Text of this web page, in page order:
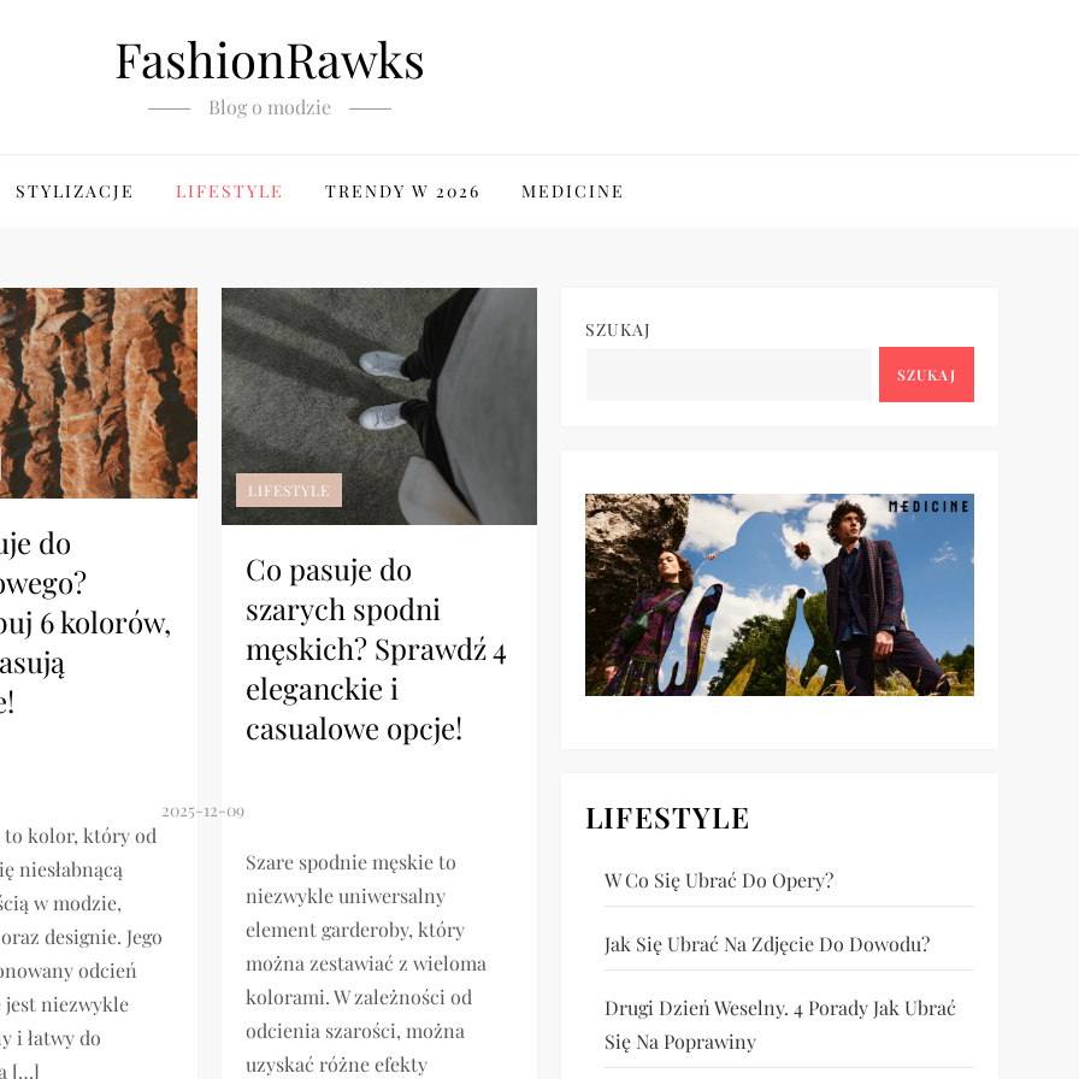
FashionRawks
Blog o modzie
STYLIZACJE LIFESTYLE TRENDY W 2026 MEDICINE
do
6 kolorów,
to kolor, który od
niesłabnącą
w modzie,
designie. Jego
odcień
jest niezwykle
i łatwy do
[…]
LIFESTYLE
Co pasuje do
szarych spodni
męskich? Sprawdź 4
eleganckie i
casualowe opcje!
Szare spodnie męskie to
niezwykle uniwersalny
element garderoby, który
można zestawiać z wieloma
kolorami. W zależności od
odcienia szarości, można
uzyskać różne efekty
SZUKAJ
SZUKAJ
LIFESTYLE
W Co Się Ubrać Do Opery?
Jak Się Ubrać Na Zdjęcie Do Dowodu?
Drugi Dzień Weselny. 4 Porady Jak Ubrać
Się Na Poprawiny